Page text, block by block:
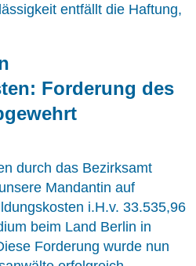
entfällt die Haftung,
Forderung des
durch das Bezirksamt
Mandantin auf
i.H.v. 33.535,96
beim Land Berlin in
Forderung wurde nun